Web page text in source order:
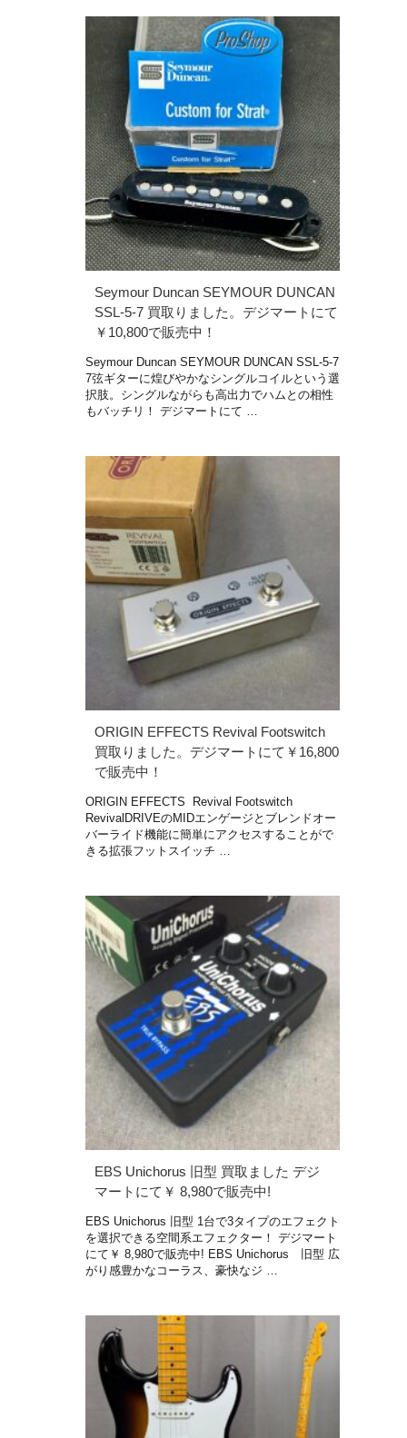
Seymour Duncan SEYMOUR DUNCAN
SSL-5-7 買取りました。デジマートにて
￥10,800で販売中！
Seymour Duncan SEYMOUR DUNCAN SSL-5-7
7弦ギターに煌びやかなシングルコイルという選
択肢。シングルながらも高出力でハムとの相性
もバッチリ！ デジマートにて …
ORIGIN EFFECTS Revival Footswitch
買取りました。デジマートにて￥16,800
で販売中！
ORIGIN EFFECTS Revival Footswitch
RevivalDRIVEのMIDエンゲージとブレンドオー
バーライド機能に簡単にアクセスすることがで
きる拡張フットスイッチ …
EBS Unichorus 旧型 買取ました デジ
マートにて￥ 8,980で販売中!
EBS Unichorus 旧型 1台で3タイプのエフェクト
を選択できる空間系エフェクター！ デジマート
にて￥ 8,980で販売中! EBS Unichorus 旧型 広
がり感豊かなコーラス、豪快なジ …